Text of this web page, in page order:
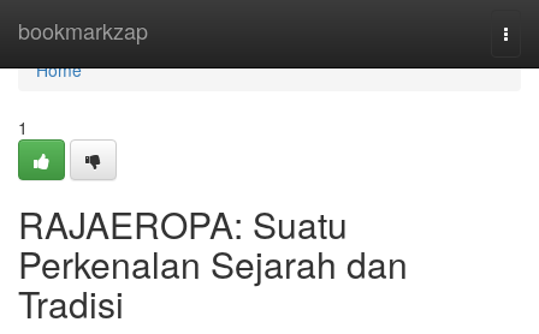
bookmarkzap
Home
Home
1
RAJAEROPA: Suatu
Perkenalan Sejarah dan
Tradisi